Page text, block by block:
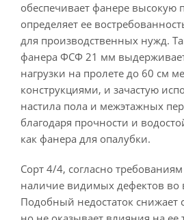
обеспечивает фанере высокую
определяет ее
для производственных нужд.
фанера ФСФ 21 мм
нагрузки на пролете до 60 см
конструкциями, и зачастую
настила пола и межэтажных
благодаря прочности и
как фанера для опалубки.
Сорт 4/4, согласно
наличие видимых дефектов во
Подобный недостаток снижает